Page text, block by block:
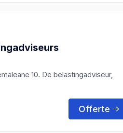
10. De belastingadviseur,
Offerte